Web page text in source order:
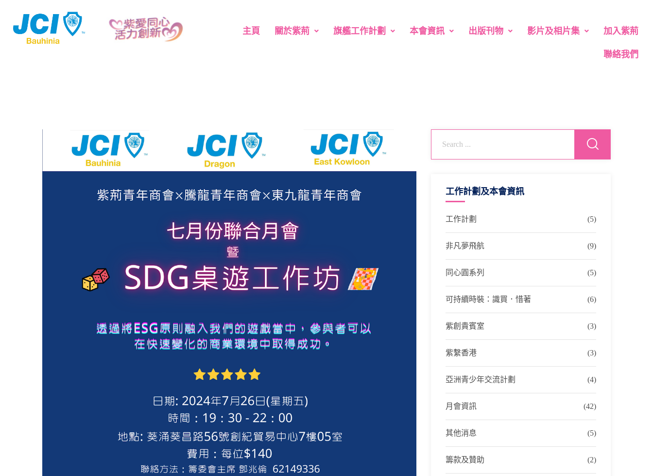
主頁 關於紫荊 旗艦工作計劃 本會資訊 出版刊物 影片及相片集 加入紫荊
聯絡我們
工作計劃及本會資訊
工作計劃 (5)
非凡夢飛航 (9)
同心圓系列 (5)
可持續時裝：識買．惜著 (6)
紫創貴賓室 (3)
紫繫香港 (3)
亞洲青少年交流計劃 (4)
月會資訊 (42)
其他消息 (5)
籌款及贊助 (2)